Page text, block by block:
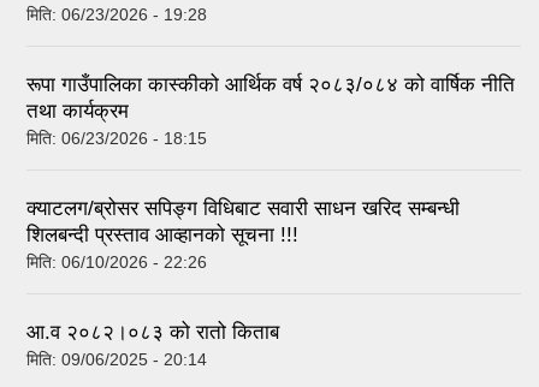
मिति: 06/23/2026 - 19:28
रूपा गाउँपालिका कास्कीको आर्थिक वर्ष २०८३/०८४ को वार्षिक नीति
तथा कार्यक्रम
मिति: 06/23/2026 - 18:15
क्याटलग/ब्रोसर सपिङ्ग विधिबाट सवारी साधन खरिद सम्बन्धी
शिलबन्दी प्रस्ताव आव्हानको सूचना !!!
मिति: 06/10/2026 - 22:26
आ.व २०८२।०८३ को रातो किताब
मिति: 09/06/2025 - 20:14